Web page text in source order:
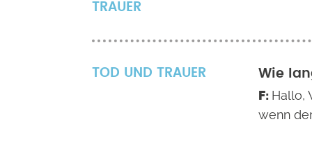
TRAUER
TOD UND TRAUER Wie
Hallo,
wenn